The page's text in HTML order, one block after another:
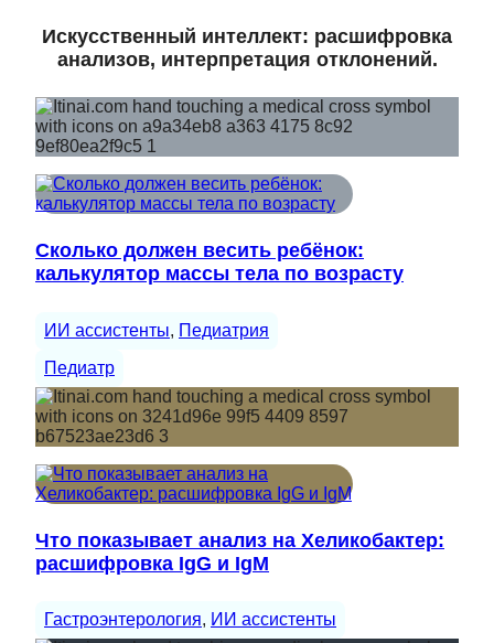
Искусственный интеллект: расшифровка
анализов, интерпретация отклонений.
Сколько должен весить ребёнок:
калькулятор массы тела по возрасту
ИИ ассистенты, Педиатрия
Педиатр
Что показывает анализ на Хеликобактер:
расшифровка IgG и IgM
Гастроэнтерология, ИИ ассистенты